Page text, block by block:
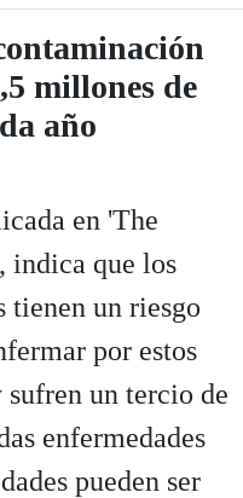
millones de
año
en 'The
indica que los
tienen un riesgo
por estos
un tercio de
enfermedades
pueden ser